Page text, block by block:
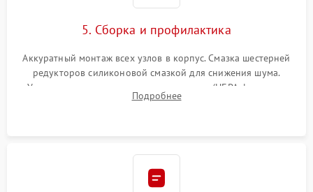
5. Сборка и профилактика
Аккуратный монтаж всех узлов в корпус. Смазка шестерней
редукторов силиконовой смазкой для снижения шума.
Установка новых расходных материалов (HEPA-фильтров,
микрофибры, щеток). Надежная фиксация разъемов и
Подробнее